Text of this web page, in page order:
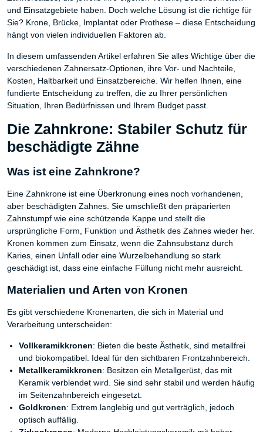
und Einsatzgebiete haben. Doch welche Lösung ist die richtige für
Sie? Krone, Brücke, Implantat oder Prothese – diese Entscheidung
hängt von vielen individuellen Faktoren ab.
In diesem umfassenden Artikel erfahren Sie alles Wichtige über die
verschiedenen Zahnersatz-Optionen, ihre Vor- und Nachteile,
Kosten, Haltbarkeit und Einsatzbereiche. Wir helfen Ihnen, eine
fundierte Entscheidung zu treffen, die zu Ihrer persönlichen
Situation, Ihren Bedürfnissen und Ihrem Budget passt.
Die Zahnkrone: Stabiler Schutz für
beschädigte Zähne
Was ist eine Zahnkrone?
Eine Zahnkrone ist eine Überkronung eines noch vorhandenen,
aber beschädigten Zahnes. Sie umschließt den präparierten
Zahnstumpf wie eine schützende Kappe und stellt die
ursprüngliche Form, Funktion und Ästhetik des Zahnes wieder her.
Kronen kommen zum Einsatz, wenn die Zahnsubstanz durch
Karies, einen Unfall oder eine Wurzelbehandlung so stark
geschädigt ist, dass eine einfache Füllung nicht mehr ausreicht.
Materialien und Arten von Kronen
Es gibt verschiedene Kronenarten, die sich in Material und
Verarbeitung unterscheiden:
Vollkeramikkronen: Bieten die beste Ästhetik, sind metallfrei
und biokompatibel. Ideal für den sichtbaren Frontzahnbereich.
Metallkeramikkronen: Besitzen ein Metallgerüst, das mit
Keramik verblendet wird. Sie sind sehr stabil und werden häufig
im Seitenzahnbereich eingesetzt.
Goldkronen: Extrem langlebig und gut verträglich, jedoch
optisch auffällig.